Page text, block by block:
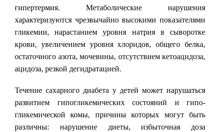
гипертермия. Метаболические нарушения
характеризуются чрезвычайно высокими показателями
гликемии, нарастанием уровня натрия в сыворотке
крови, увеличением уровня хлоридов, общего белка,
остаточного азота, мочевины, отсутствием кетоацидоза,
ацидоза, резкой дегидратацией.
Течение сахарного диабета у детей может нарушаться
развитием гипогликемических состояний и гипо-
гликемической комы, причины которых могут быть
различны: нарушение диеты, избыточная доза